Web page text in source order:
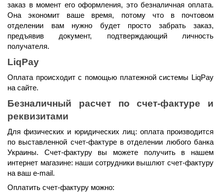
заказ в момент его оформления, это безналичная оплата.
Она экономит ваше время, потому что в почтовом
отделении вам нужно будет просто забрать заказ,
предъявив документ, подтверждающий личность
получателя.
LiqPay
Оплата происходит с помощью платежной системы LiqPay
на сайте.
Безналичный расчет по счет-фактуре и
реквизитами
Для физических и юридических лиц: оплата производится
по выставленной счет-фактуре в отделении любого банка
Украины. Счет-фактуру вы можете получить в нашем
интернет магазине: наши сотрудники вышлют счет-фактуру
на ваш e-mail.
Оплатить счет-фактуру можно: